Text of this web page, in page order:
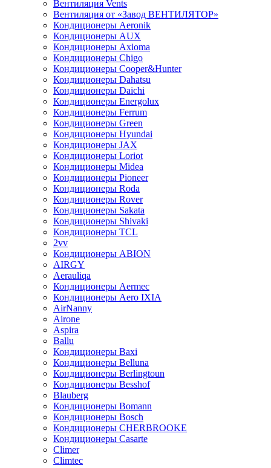
Вентиляция Vents
Вентиляция от «Завод ВЕНТИЛЯТОР»
Кондиционеры Aeronik
Кондиционеры AUX
Кондиционеры Axioma
Кондиционеры Chigo
Кондиционеры Cooper&Hunter
Кондиционеры Dahatsu
Кондиционеры Daichi
Кондиционеры Energolux
Кондиционеры Ferrum
Кондиционеры Green
Кондиционеры Hyundai
Кондиционеры JAX
Кондиционеры Loriot
Кондиционеры Midea
Кондиционеры Pioneer
Кондиционеры Roda
Кондиционеры Rover
Кондиционеры Sakata
Кондиционеры Shivaki
Кондиционеры TCL
2vv
Кондиционеры ABION
AIRGY
Aerauliqa
Кондиционеры Aermec
Кондиционеры Aero IXIA
AirNanny
Airone
Aspira
Ballu
Кондиционеры Baxi
Кондиционеры Belluna
Кондиционеры Berlingtoun
Кондиционеры Besshof
Blauberg
Кондиционеры Bomann
Кондиционеры Bosch
Кондиционеры CHERBROOKE
Кондиционеры Casarte
Climer
Climtec